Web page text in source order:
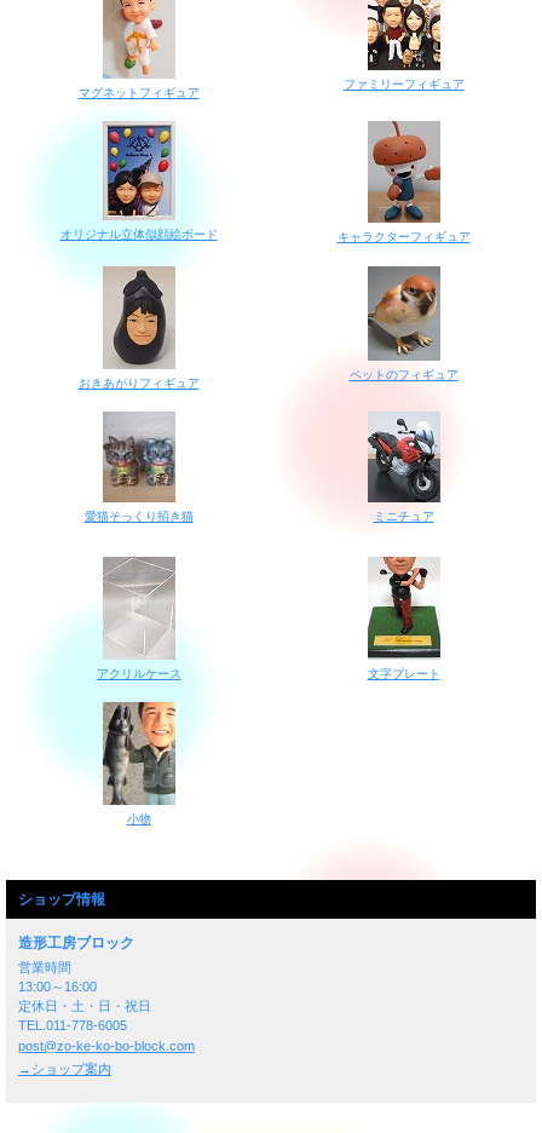
マグネットフィギュア
ファミリーフィギュア
オリジナル立体似顔絵ボード キャラクターフィギュア
おきあがりフィギュア
ペットのフィギュア
愛猫そっくり招き猫 ミニチュア
アクリルケース 文字プレート
小物
ショップ情報
造形工房ブロック
営業時間
13:00～16:00
定休日・土・日・祝日
TEL.011-778-6005
post@zo-ke-ko-bo-block.com
→ショップ案内